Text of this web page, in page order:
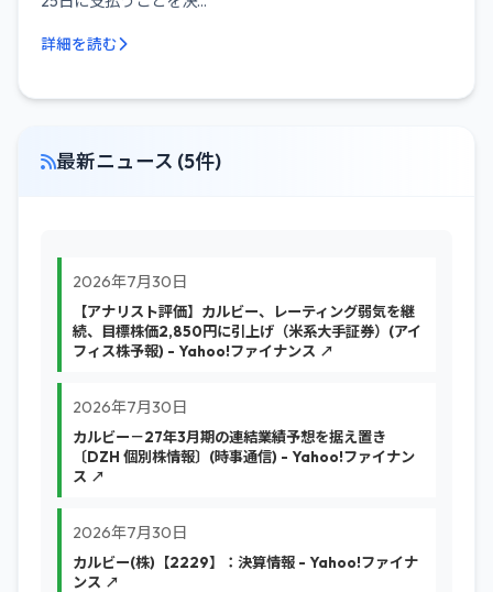
詳細を読む
最新ニュース (5件)
2026年7月30日
【アナリスト評価】カルビー、レーティング弱気を継
続、目標株価2,850円に引上げ（米系大手証券）(アイ
フィス株予報) - Yahoo!ファイナンス ↗
2026年7月30日
カルビー－27年3月期の連結業績予想を据え置き
〔DZH 個別株情報〕(時事通信) - Yahoo!ファイナン
ス ↗
2026年7月30日
カルビー(株)【2229】：決算情報 - Yahoo!ファイナ
ンス ↗